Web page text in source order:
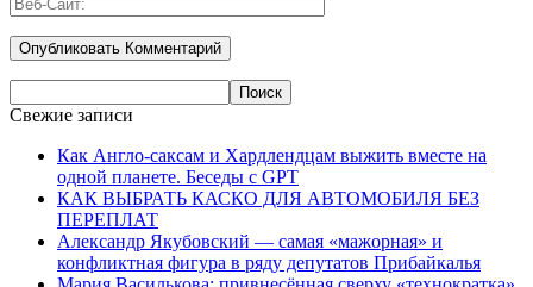
Свежие записи
Как Англо-саксам и Хардлендцам выжить вместе на
одной планете. Беседы с GPT
КАК ВЫБРАТЬ КАСКО ДЛЯ АВТОМОБИЛЯ БЕЗ
ПЕРЕПЛАТ
Александр Якубовский — самая «мажорная» и
конфликтная фигура в ряду депутатов Прибайкалья